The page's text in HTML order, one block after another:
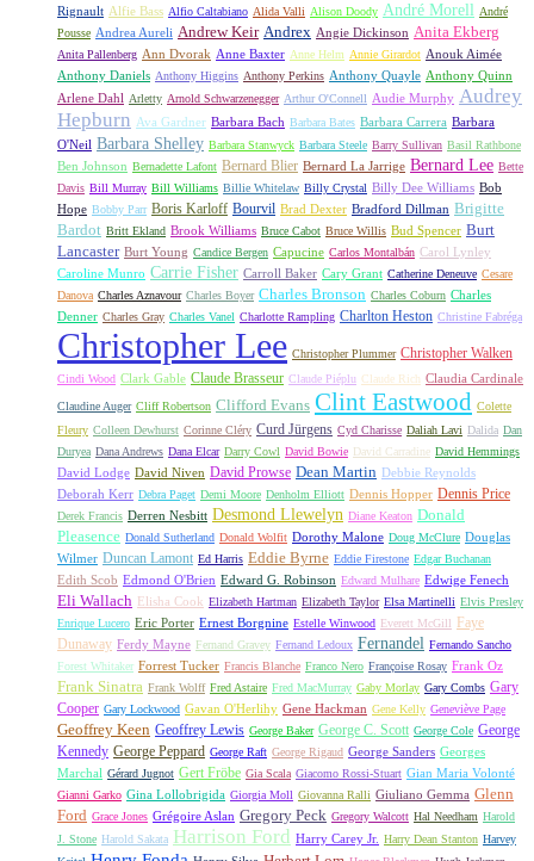
Rignault Alfie Bass Alfio Caltabiano Alida Valli Alison Doody André Morell André
Pousse Andrea Aureli Andrew Keir Andrex Angie Dickinson Anita Ekberg
Anita Pallenberg Ann Dvorak Anne Baxter Anne Helm Annie Girardot Anouk Aimée
Anthony Daniels Anthony Higgins Anthony Perkins Anthony Quayle Anthony Quinn
Arlene Dahl Arletty Arnold Schwarzenegger Arthur O'Connell Audie Murphy Audrey
Hepburn Ava Gardner Barbara Bach Barbara Bates Barbara Carrera Barbara
O'Neil Barbara Shelley Barbara Stanwyck Barbara Steele Barry Sullivan Basil Rathbone
Ben Johnson Bernadette Lafont Bernard Blier Bernard La Jarrige Bernard Lee Bette
Davis Bill Murray Bill Williams Billie Whitelaw Billy Crystal Billy Dee Williams Bob
Hope Bobby Parr Boris Karloff Bourvil Brad Dexter Bradford Dillman Brigitte
Bardot Britt Ekland Brook Williams Bruce Cabot Bruce Willis Bud Spencer Burt
Lancaster Burt Young Candice Bergen Capucine Carlos Montalbán Carol Lynley
Caroline Munro Carrie Fisher Carroll Baker Cary Grant Catherine Deneuve Cesare
Danova Charles Aznavour Charles Boyer Charles Bronson Charles Coburn Charles
Denner Charles Gray Charles Vanel Charlotte Rampling Charlton Heston Christine Fabréga
Christopher Lee Christopher Plummer Christopher Walken
Cindi Wood Clark Gable Claude Brasseur Claude Piéplu Claude Rich Claudia Cardinale
Claudine Auger Cliff Robertson Clifford Evans Clint Eastwood Colette
Fleury Colleen Dewhurst Corinne Cléry Curd Jürgens Cyd Charisse Daliah Lavi Dalida Dan
Duryea Dana Andrews Dana Elcar Darry Cowl David Bowie David Carradine David Hemmings
David Lodge David Niven David Prowse Dean Martin Debbie Reynolds
Deborah Kerr Debra Paget Demi Moore Denholm Elliott Dennis Hopper Dennis Price
Derek Francis Derren Nesbitt Desmond Llewelyn Diane Keaton Donald
Pleasence Donald Sutherland Donald Wolfit Dorothy Malone Doug McClure Douglas
Wilmer Duncan Lamont Ed Harris Eddie Byrne Eddie Firestone Edgar Buchanan
Edith Scob Edmond O'Brien Edward G. Robinson Edward Mulhare Edwige Fenech
Eli Wallach Elisha Cook Elizabeth Hartman Elizabeth Taylor Elsa Martinelli Elvis Presley
Enrique Lucero Eric Porter Ernest Borgnine Estelle Winwood Everett McGill
Faye
Dunaway Ferdy Mayne Fernand Gravey Fernand Ledoux Fernandel Fernando Sancho
Forest Whitaker Forrest Tucker Francis Blanche Franco Nero Françoise Rosay Frank Oz
Frank Sinatra Frank Wolff Fred Astaire Fred MacMurray Gaby Morlay Gary Combs Gary
Cooper Gary Lockwood Gavan O'Herlihy Gene Hackman Gene Kelly Geneviève Page
Geoffrey Keen Geoffrey Lewis George Baker George C. Scott George Cole George
Kennedy George Peppard George Raft George Rigaud George Sanders Georges
Marchal Gérard Jugnot Gert Fröbe Gia Scala Giacomo Rossi-Stuart Gian Maria Volonté
Gianni Garko Gina Lollobrigida Giorgia Moll Giovanna Ralli Giuliano Gemma Glenn
Ford Grace Jones Grégoire Aslan Gregory Peck Gregory Walcott Hal Needham Harold
J. Stone Harold Sakata Harrison Ford Harry Carey Jr. Harry Dean Stanton Harvey